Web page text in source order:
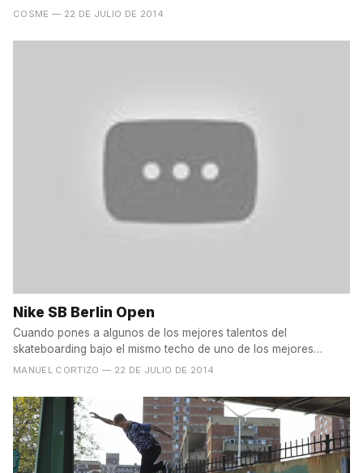
COSME — 22 DE JULIO DE 2014
Nike SB Berlin Open
Cuando pones a algunos de los mejores talentos del
skateboarding bajo el mismo techo de uno de los mejores
skateparks...
MANUEL CORTIZO — 22 DE JULIO DE 2014